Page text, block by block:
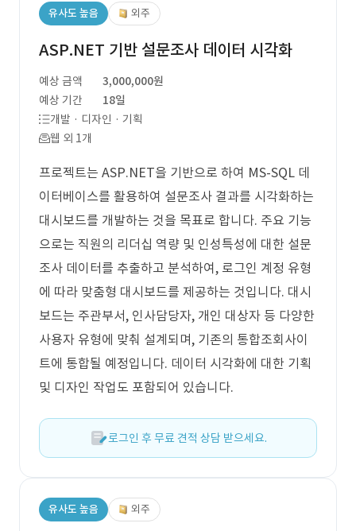
유사도 높음 외주
ASP.NET 기반 설문조사 데이터 시각화
예상 금액
3,000,000원
예상 기간
18일
개발 · 디자인 · 기획
웹 외 1개
프로젝트는 ASP.NET을 기반으로 하여 MS-SQL 데
이터베이스를 활용하여 설문조사 결과를 시각화하는
대시보드를 개발하는 것을 목표로 합니다. 주요 기능
으로는 직원의 리더십 역량 및 인성특성에 대한 설문
조사 데이터를 추출하고 분석하여, 로그인 계정 유형
에 따라 맞춤형 대시보드를 제공하는 것입니다. 대시
보드는 주관부서, 인사담당자, 개인 대상자 등 다양한
사용자 유형에 맞춰 설계되며, 기존의 통합조회사이
트에 통합될 예정입니다. 데이터 시각화에 대한 기획
및 디자인 작업도 포함되어 있습니다.
로그인 후 무료 견적 상담 받으세요.
유사도 높음 외주